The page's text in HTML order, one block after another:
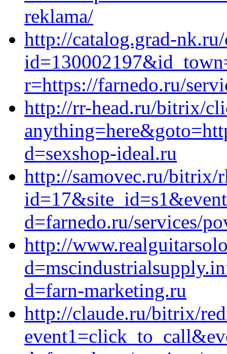
reklama/
http://catalog.grad-
r=https://farnedo.ru/
http://rr-head.ru/bitrix/
d=sexshop-ideal.ru
http://samovec.ru/bitrix/
d=farnedo.ru/services/
http://
d=farn-marketing.ru
http://claude.ru/bitrix/